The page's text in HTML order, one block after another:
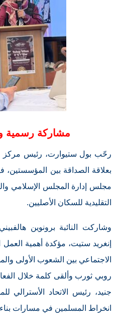
مشاركة رسمية
رحّب بول ستيوارت، رئيس مركز
بعلاقة الصداقة بين المؤسستين،
مجلس إدارة المجلس الإسلامي
التقليدية للسكان الأصليين.
وشاركت النائبة برونوين
إنغريد ستيت، مؤكدة أهمية
الاجتماعي بين الشعوب الأولى
روبي ثورب وألقى كلمة خلال
جنيد، رئيس الاتحاد الأسترالي
انخراط المسلمين في مسارات